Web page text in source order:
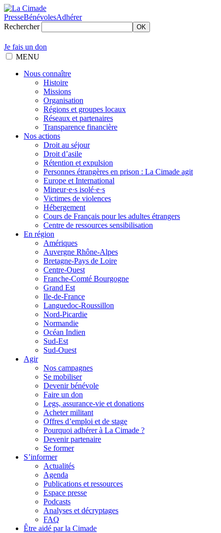
PresseBénévolesAdhérer
Rechercher
OK
Je fais un don
MENU
Nous connaître
Histoire
Missions
Organisation
Régions et groupes locaux
Réseaux et partenaires
Transparence financière
Nos actions
Droit au séjour
Droit d’asile
Rétention et expulsion
Personnes étrangères en prison : La Cimade agit
Europe et International
Mineur·e·s isolé·e·s
Victimes de violences
Hébergement
Cours de Français pour les adultes étrangers
Centre de ressources sensibilisation
En région
Amériques
Auvergne Rhône-Alpes
Bretagne-Pays de Loire
Centre-Ouest
Franche-Comté Bourgogne
Grand Est
Ile-de-France
Languedoc-Roussillon
Nord-Picardie
Normandie
Océan Indien
Sud-Est
Sud-Ouest
Agir
Nos campagnes
Se mobiliser
Devenir bénévole
Faire un don
Legs, assurance-vie et donations
Acheter militant
Offres d’emploi et de stage
Pourquoi adhérer à La Cimade ?
Devenir partenaire
Se former
S’informer
Actualités
Agenda
Publications et ressources
Espace presse
Podcasts
Analyses et décryptages
FAQ
Être aidé par la Cimade